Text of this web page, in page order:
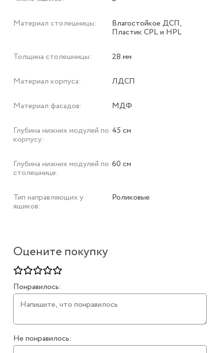
Оцените покупку
Понравилось:
Не понравилось:
Материал столешницы: Влагостойкое ДСП,
Пластик CPL и HPL
Толщина столешницы: 28 мм
Материал корпуса: ЛДСП
Материал фасадов: МДФ
Глубина нижних модулей по
корпусу:
45 см
Глубина нижних модулей по
столешнице:
60 см
Тип направляющих у
ящиков:
Роликовые